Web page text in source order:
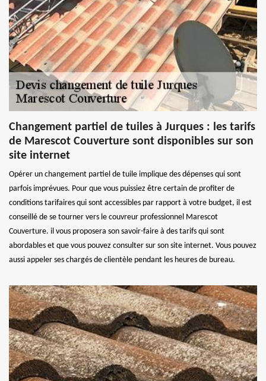
Changement partiel de tuiles à Jurques : les tarifs
de Marescot Couverture sont disponibles sur son
site internet
Opérer un changement partiel de tuile implique des dépenses qui sont
parfois imprévues. Pour que vous puissiez être certain de profiter de
conditions tarifaires qui sont accessibles par rapport à votre budget, il est
conseillé de se tourner vers le couvreur professionnel Marescot
Couverture. il vous proposera son savoir-faire à des tarifs qui sont
abordables et que vous pouvez consulter sur son site internet. Vous pouvez
aussi appeler ses chargés de clientèle pendant les heures de bureau.